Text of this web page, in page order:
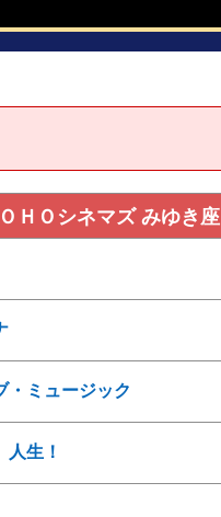
ＨＯシネマズ みゆき座
・ミュージック
人生！